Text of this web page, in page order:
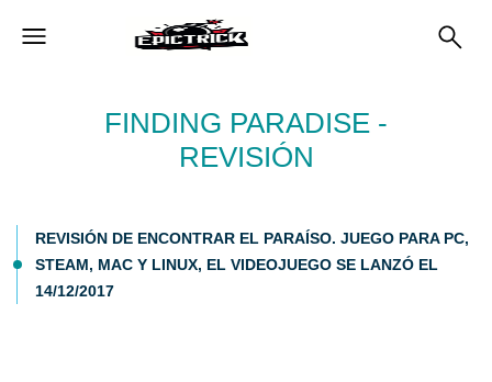
FINDING PARADISE -
REVISIÓN
REVISIÓN DE ENCONTRAR EL PARAÍSO. JUEGO PARA PC,
STEAM, MAC Y LINUX, EL VIDEOJUEGO SE LANZÓ EL
14/12/2017